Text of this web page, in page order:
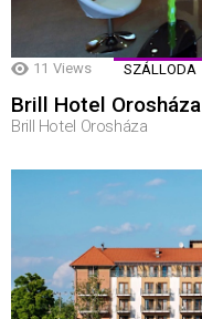
11 Views SZÁLLODA
Brill Hotel Orosháza
Brill Hotel Orosháza